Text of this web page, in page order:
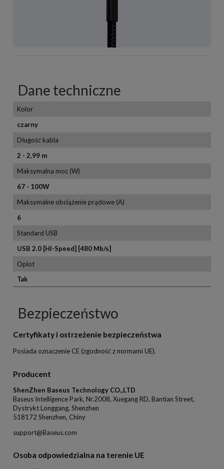
Dane techniczne
Kolor
czarny
Długość kabla
2 - 2,99 m
Maksymalna moc (W)
67 - 100W
Maksymalne obciążenie prądowe (A)
6
Standard USB
USB 2.0 [HI-Speed] [480 Mb/s]
Oplot
Tak
Bezpieczeństwo
Certyfikaty i ostrzeżenie bezpieczeństwa
Posiada oznaczenie CE (zgodność z normami UE).
Producent
ShenZhen Baseus Technology CO.,LTD
Baseus Intelligence Park, Nr.2008, Xuegang RD, Bantian Street,
Dystrykt Longgang, Shenzhen
518172 Shenzhen, Chiny
support@Baseus.com
Osoba odpowiedzialna na terenie UE